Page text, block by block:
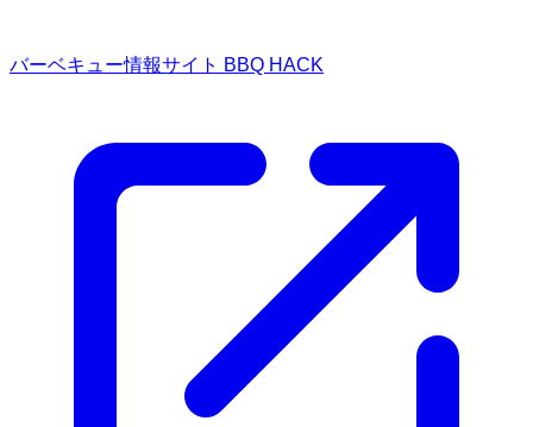
バーベキュー情報サイト BBQ HACK